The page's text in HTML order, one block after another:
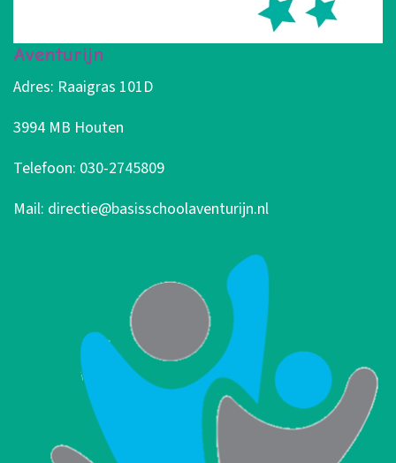
Aventurijn
Adres: Raaigras 101D
3994 MB Houten
Telefoon: 030-2745809
Mail: directie@basisschoolaventurijn.nl